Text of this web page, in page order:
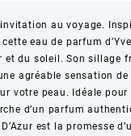
invitation au voyage.
eau de parfum
et du soleil. Son sillage
agréable sensation
votre peau. Idéale
d’un parfum
est la promesse